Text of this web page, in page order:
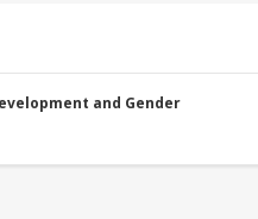
and Gender